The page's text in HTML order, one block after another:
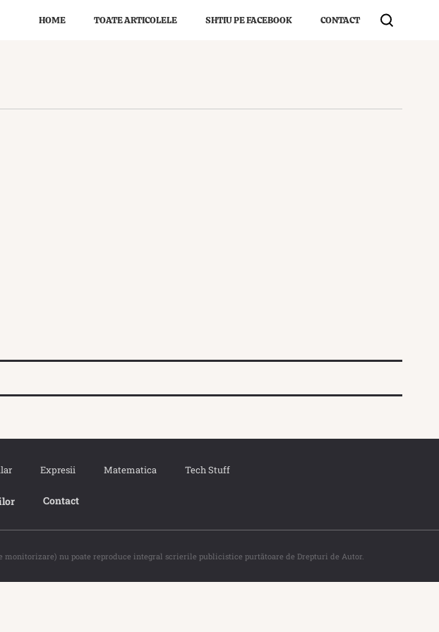
HOME TOATE ARTICOLELE SHTIU PE FACEBOOK CONTACT
Expresii Matematica Tech Stuff
Contact
nu poate reproduce integral scrierile publicistice purtătoare de Drepturi de Autor.